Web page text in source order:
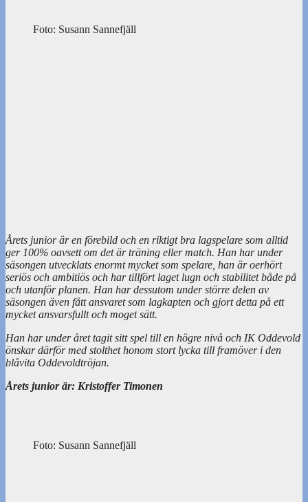
Foto: Susann Sannefjäll
Årets junior är en förebild och en riktigt bra lagspelare som alltid
ger 100% oavsett om det är träning eller match. Han har under
säsongen utvecklats enormt mycket som spelare, han är oerhört
seriös och ambitiös och har tillfört laget lugn och stabilitet både på
och utanför planen. Han har dessutom under större delen av
säsongen även fått ansvaret som lagkapten och gjort detta på ett
mycket ansvarsfullt och moget sätt.
Han har under året tagit sitt spel till en högre nivå och IK Oddevold
önskar därför med stolthet honom stort lycka till framöver i den
blåvita Oddevoldtröjan.
Årets junior är: Kristoffer Timonen
Foto: Susann Sannefjäll